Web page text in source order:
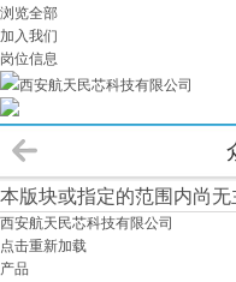
浏览全部
加入我们
岗位信息
西安航天民芯科技有限公司
本版块或指定的范围内尚无
西安航天民芯科技有限公司
点击重新加载
产品